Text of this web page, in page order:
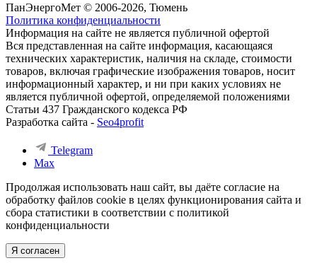
ПанЭнергоМет © 2006-2026, Тюмень
Политика конфиденциальности
Информация на сайте не является публичной офертой
Вся представленная на сайте информация, касающаяся
технических характеристик, наличия на складе, стоимости
товаров, включая графические изображения товаров, носит
информационный характер, и ни при каких условиях не
является публичной офертой, определяемой положениями
Статьи 437 Гражданского кодекса РФ
Разработка сайта - Seo4profit
Telegram
Max
Продолжая использовать наш сайт, вы даёте согласие на
обработку файлов cookie в целях функционирования сайта и
сбора статистики в соответствии с политикой
конфиденциальности
Я согласен